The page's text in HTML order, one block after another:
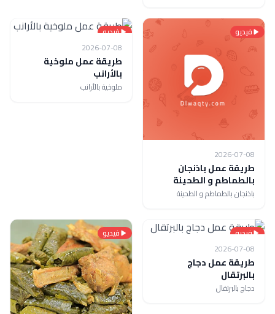
فيديو
2026-07-08
طريقة عمل باذنجان
بالطماطم و الطحينة
باذنجان بالطماطم و الطحينة
فيديو
2026-07-08
طريقة عمل ملوخية
بالأرانب
ملوخية بالأرانب
فيديو
2026-07-08
طريقة عمل دجاج
بالبرتقال
دجاج بالبرتقال
فيديو